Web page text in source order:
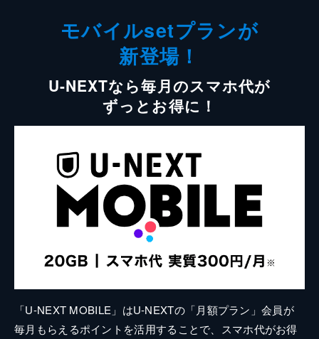
モバイルsetプランが
新登場！
U-NEXTなら毎月のスマホ代が
ずっとお得に！
「U-NEXT MOBILE」はU-NEXTの「月額プラン」会員が
毎月もらえるポイントを活用することで、スマホ代がお得